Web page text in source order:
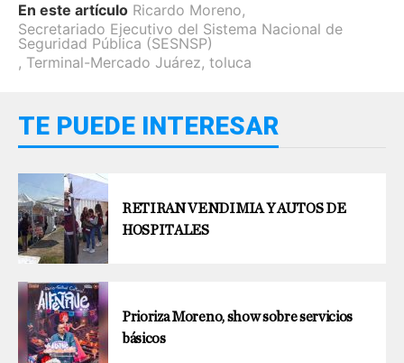
En este artículo Ricardo Moreno,
Secretariado Ejecutivo del Sistema Nacional de
Seguridad Pública (SESNSP)
, Terminal-Mercado Juárez, toluca
TE PUEDE INTERESAR
RETIRAN VENDIMIA Y AUTOS DE
HOSPITALES
Prioriza Moreno, show sobre servicios
básicos